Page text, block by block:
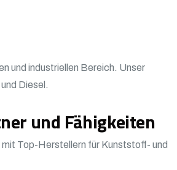
und industriellen Bereich. Unser
Diesel.
und Fähigkeiten
Top-Herstellern für Kunststoff- und